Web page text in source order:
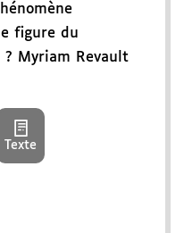
figure du
Myriam Revault
Texte